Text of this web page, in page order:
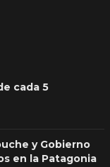
cada 5
y Gobierno
en la Patagonia